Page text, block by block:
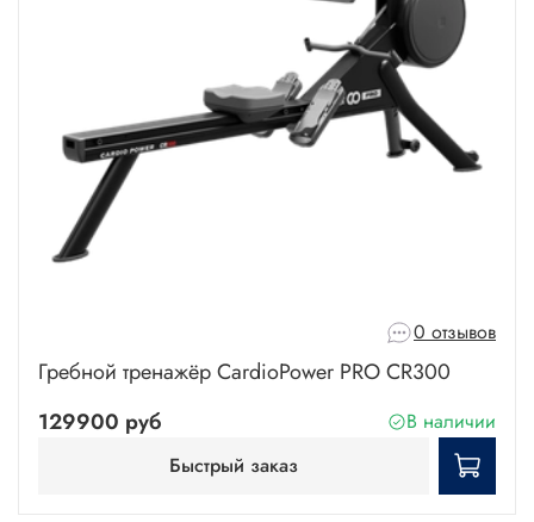
0 отзывов
Гребной тренажёр CardioPower PRO CR300
129900 руб
В наличии
Быстрый заказ